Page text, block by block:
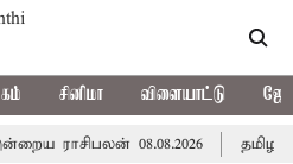
சினிமா விளையாட்டு
08.08.2026 தமிழகத்தில்